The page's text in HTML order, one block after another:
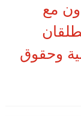
مع
وحقوق